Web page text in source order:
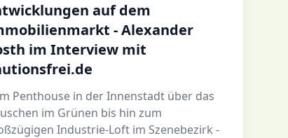
auf dem
- Alexander
im Interview mit
Penthouse in der Innenstadt über das
im Grünen bis hin zum
Industrie-Loft im Szenebezirk -